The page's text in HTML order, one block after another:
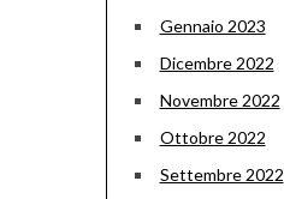
Gennaio 2023
Dicembre 2022
Novembre 2022
Ottobre 2022
Settembre 2022